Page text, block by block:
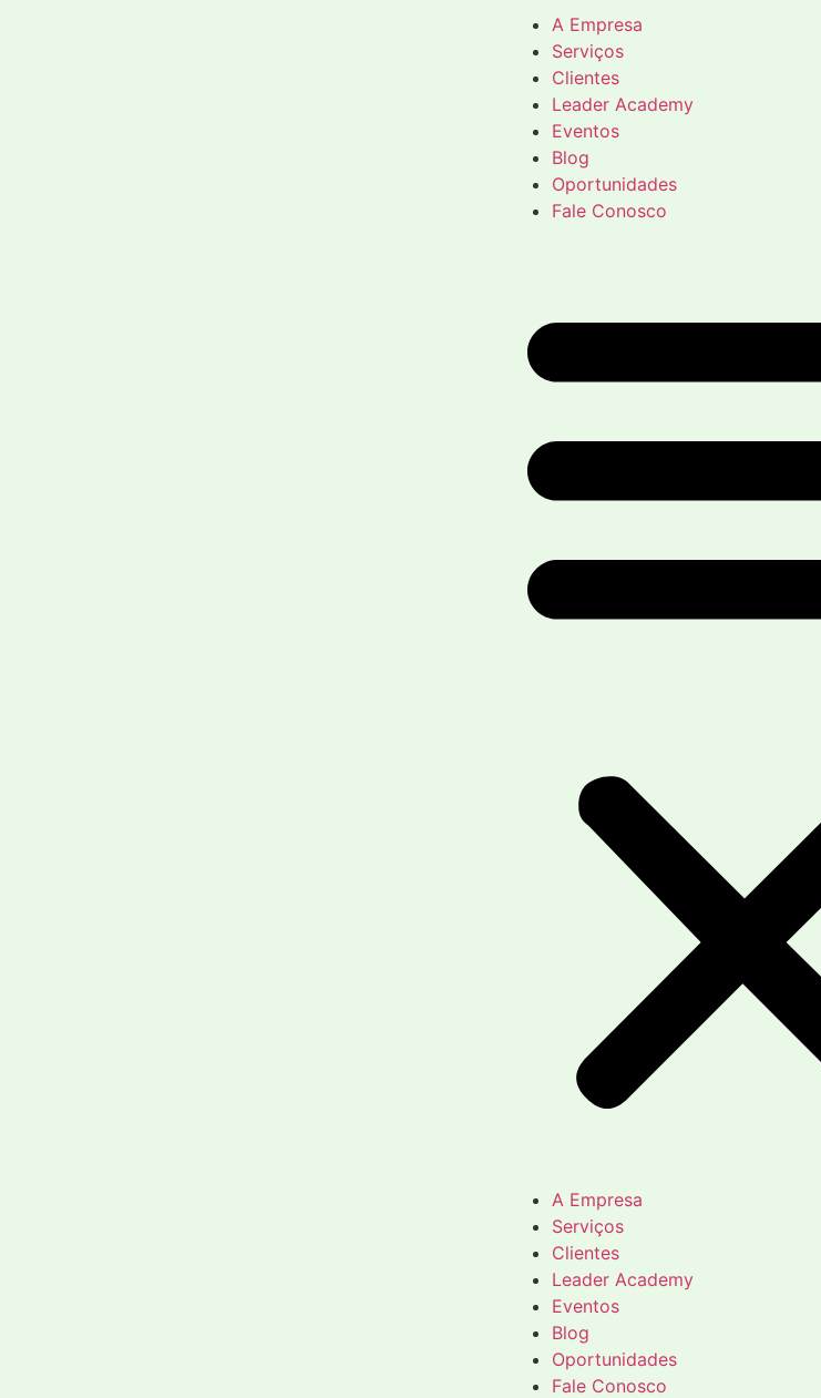
A Empresa
Serviços
Clientes
Leader Academy
Eventos
Blog
Oportunidades
Fale Conosco
A Empresa
Serviços
Clientes
Leader Academy
Eventos
Blog
Oportunidades
Fale Conosco